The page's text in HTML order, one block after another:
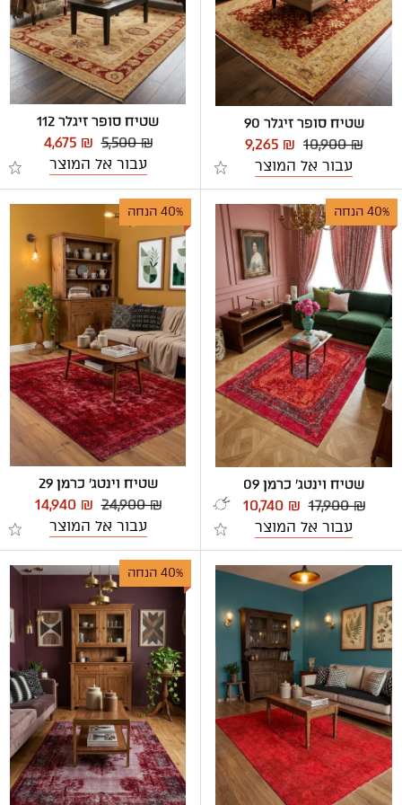
שטיח סופר זיגלר 90
10,900 ₪
9,265 ₪
עבור אל המוצר
שטיח סופר זיגלר 112
5,500 ₪
4,675 ₪
עבור אל המוצר
40% הנחה
שטיח וינטג' כרמן 09
17,900 ₪
10,740 ₪
עבור אל המוצר
40% הנחה
שטיח וינטג' כרמן 29
24,900 ₪
14,940 ₪
עבור אל המוצר
40% הנחה